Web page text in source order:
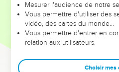
leur foi ou leur vision. Mais on
et les saisons difficiles qu'ils ont
sont elles qui les
Dans cette conférence, leaders,
clés pour avancer avec plus de
Mesurer l'audience de notre
Vous permettre d'utiliser des
vidéo, des cartes du monde…
Vous permettre d'entrer en
relation aux utilisateurs.
Choisir mes